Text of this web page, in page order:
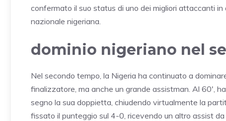
confermato il suo status di uno dei migliori attaccanti
nazionale nigeriana.
dominio nigeriano nel
Nel secondo tempo, la Nigeria ha continuato a
finalizzatore, ma anche un grande assistman. Al 60′,
segno la sua doppietta, chiudendo virtualmente la
fissato il punteggio sul 4-0, ricevendo un altro assist